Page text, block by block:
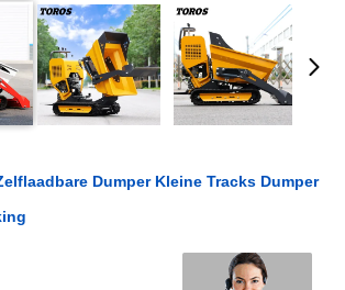
Dumper Kleine Tracks Dumper